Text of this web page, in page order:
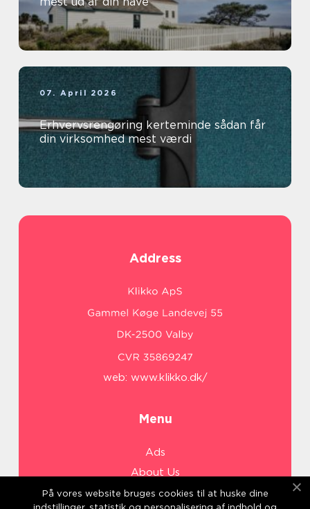
07. April 2026
Erhvervsrengøring kerteminde sådan får
din virksomhed mest værdi
Address
web: www.klikko.dk/
Menu
Ads
About Us
Cookies
På vores website bruges cookies til at huske dine